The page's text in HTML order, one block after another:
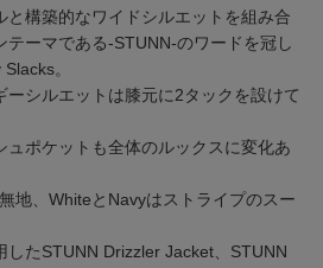
と構築的なワイドシルエットを組み合
テーマである-STUNN-のワードを冠し
。
ーシルエットは膝元に2タックを設けて
ュポケットも全体のルックスに変化あ
地、WhiteとNavyはストライプのスー
したSTUNN Drizzler Jacket、STUNN